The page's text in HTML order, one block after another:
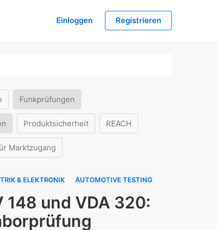
Einloggen Registrieren
Funkprüfungen
Produktsicherheit REACH
Marktzugang
& ELEKTRONIK AUTOMOTIVE TESTING
148 und VDA 320: